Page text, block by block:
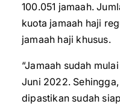
100.051 jamaah.
kuota jamaah haji
jamaah haji khusus.
“Jamaah sudah
Juni 2022.
dipastikan sudah